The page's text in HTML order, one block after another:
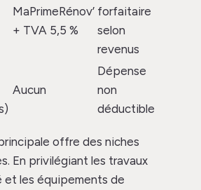
MaPrimeRénov’
+ TVA 5,5 %
forfaitaire
selon
revenus
Aucun
Dépense
non
déductible
offre des niches
En privilégiant les travaux
et les équipements de